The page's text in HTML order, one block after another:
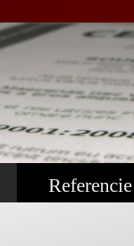
Referencie